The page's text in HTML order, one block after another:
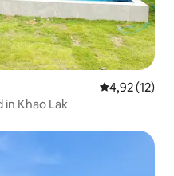
Gemiddelde
4,92 (12)
Khao Lak